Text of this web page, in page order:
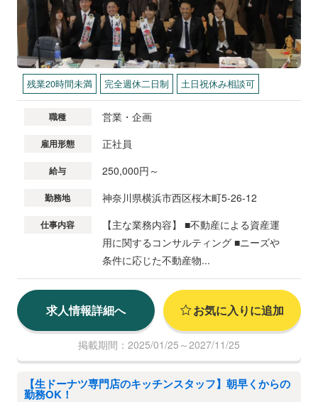
残業20時間未満 完全週休二日制 土日祝休み相談可
職種 営業・企画
雇用形態 正社員
給与 250,000円～
勤務地 神奈川県横浜市西区桜木町5-26-12
仕事内容
【主な業務内容】 ■不動産による資産運
用に関するコンサルティング ■ニーズや
条件に応じた不動産物...
求人情報詳細へ お気に入りに追加
掲載期間：2025/01/25～2027/11/25
【生ドーナツ専門店のキッチンスタッフ】朝早くからの
勤務OK！